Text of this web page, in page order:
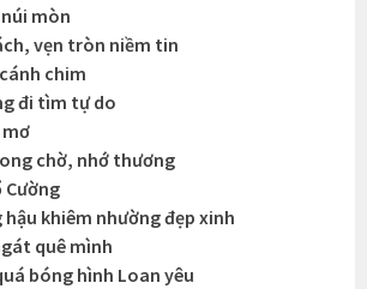
mòn
vẹn tròn niềm tin
chim
đi tìm tự do
mơ
chờ, nhớ thương
Cường
khiêm nhường đẹp xinh
quê mình
bóng hình Loan yêu